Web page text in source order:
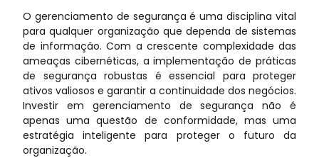
O gerenciamento de segurança é uma disciplina vital
para qualquer organização que dependa de sistemas
de informação. Com a crescente complexidade das
ameaças cibernéticas, a implementação de práticas
de segurança robustas é essencial para proteger
ativos valiosos e garantir a continuidade dos negócios.
Investir em gerenciamento de segurança não é
apenas uma questão de conformidade, mas uma
estratégia inteligente para proteger o futuro da
organização.